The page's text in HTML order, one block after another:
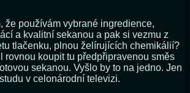
že používám vybrané ingredience,
a kvalitní sekanou a pak si vezmu z
tlačenku, plnou želírujících chemikálií?
rovnou koupit tu předpřipravenou směs
sekanou. Vyšlo by to na jedno. Jen
v celonárodní televizi.